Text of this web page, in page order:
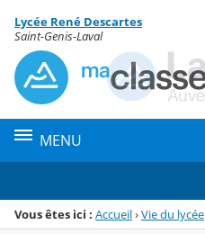
Menu de la rubrique
Contenu
Lycée René Descartes
Saint-Genis-Laval
MENU
Vous êtes ici : Accueil›Vie du lycée